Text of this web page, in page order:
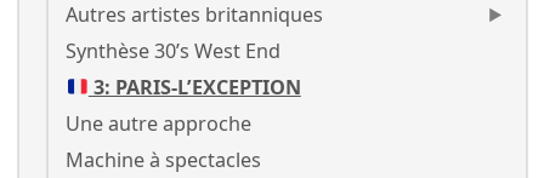
Autres artistes britanniques
Synthèse 30’s West End
3: PARIS-L’EXCEPTION
Une autre approche
Machine à spectacles